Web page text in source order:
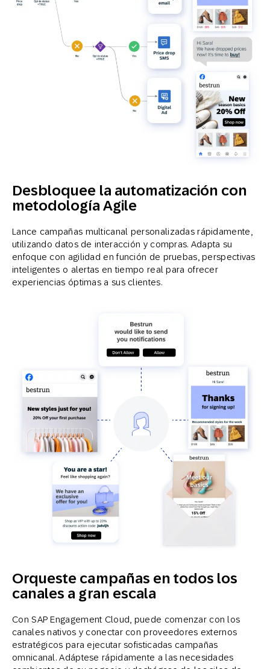
Desbloquee la automatización con
metodología Agile
Lance campañas multicanal personalizadas rápidamente,
utilizando datos de interacción y compras. Adapta su
enfoque con agilidad en función de pruebas, perspectivas
inteligentes o alertas en tiempo real para ofrecer
experiencias óptimas a sus clientes.
Orqueste campañas en todos los
canales a gran escala
Con SAP Engagement Cloud, puede comenzar con los
canales nativos y conectar con proveedores externos
estratégicos para ejecutar sofisticadas campañas
omnicanal. Adáptese rápidamente a las necesidades